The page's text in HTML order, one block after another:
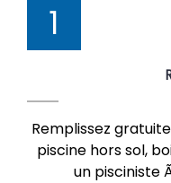
1
Remplissez
piscine hors sol,
un pisciniste